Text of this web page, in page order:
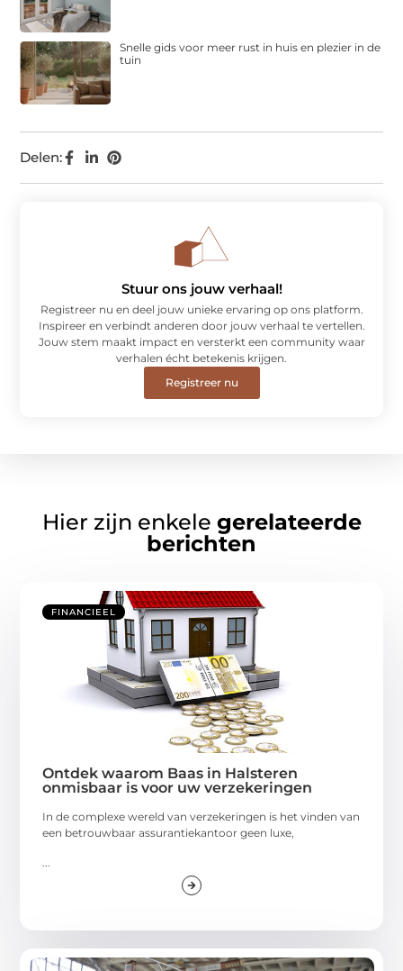
Delen:
Snelle gids voor meer rust in huis en plezier in de
tuin
Stuur ons jouw verhaal!
Registreer nu en deel jouw unieke ervaring op ons platform.
Inspireer en verbindt anderen door jouw verhaal te vertellen.
Jouw stem maakt impact en versterkt een community waar
verhalen écht betekenis krijgen.
Registreer nu
Hier zijn enkele gerelateerde
berichten
FINANCIEEL
Ontdek waarom Baas in Halsteren
onmisbaar is voor uw verzekeringen
In de complexe wereld van verzekeringen is het vinden van
een betrouwbaar assurantiekantoor geen luxe,